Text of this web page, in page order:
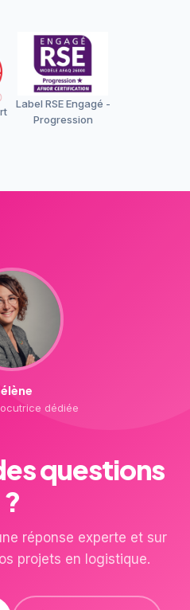
Label RSE Engagé -
Progression
questions
?
réponse experte et sur
projets en logistique.
dédiée